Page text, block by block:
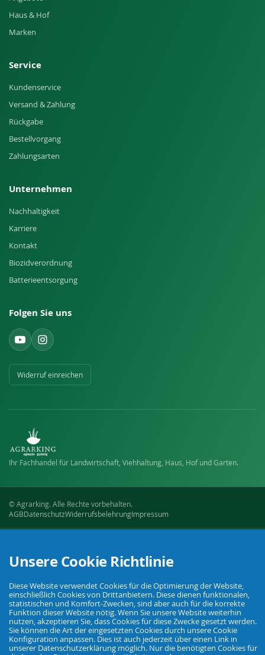
Haus & Hof
Marken
Service
Kundenservice
Versand & Zahlung
Rückgabe
Bestellvorgang
Zahlungsarten
Unternehmen
Nachhaltigkeit
Karriere
Kontakt
Biozidverordnung
Batterieentsorgung
Folgen Sie uns
Widerruf einreichen
Ihr Fachhandel für Landwirtschaft, Viehhaltung, Haus, Hof und Garten.
© Agrarking. Alle Rechte vorbehalten.
AGBDatenschutzWiderrufsbelehrungImpressum
Unsere Cookie Richtlinie
Diese Website verwendet Cookies für die Optimierung der Website,
einschließlich Cookies von Drittanbietern. Diese dienen funktionalen,
statistischen und Komfort-Zwecken, sind aber auch für die korrekte
Funktion dieser Website nötig. Wenn Sie unsere Website weiterhin
nutzen, akzeptieren Sie, dass Cookies für diese Zwecke gesetzt werden.
Sie können die Art der eingesetzten Cookies durch unsere Cookie
Konfiguration anpassen. Dies ist auch jederzeit über einen Link in
unserer Datenschutzerklärung möglich. Nur die benötigten Cookies für